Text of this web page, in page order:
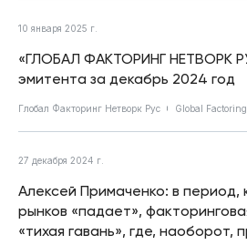
10 января 2025 г.
«ГЛОБАЛ ФАКТОРИНГ НЕТВОРК
эмитента за декабрь 2024 год
Глобал Факторинг Нетворк Рус Global
27 декабря 2024 г.
Алексей Примаченко: в период,
рынков «падает»,
«тихая гавань», где, наоборот,